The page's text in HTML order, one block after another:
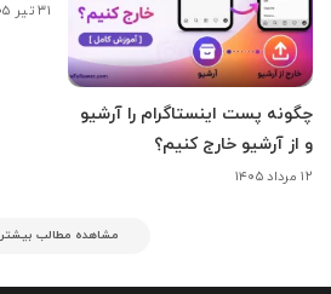
چگونه پست اینستاگرام را آرشیو
و از آرشیو خارج کنیم؟
۱۲ مرداد ۱۴۰۵
۳۱ تیر ۱۴۰۵
مشاهده مطالب بیشتر